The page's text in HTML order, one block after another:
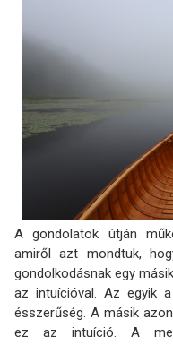
A gondolatok útján
amiről azt mondtuk,
gondolkodásnak egy
az intuícióval. Az egyik
ésszerűség. A másik
ez az intuíció. A